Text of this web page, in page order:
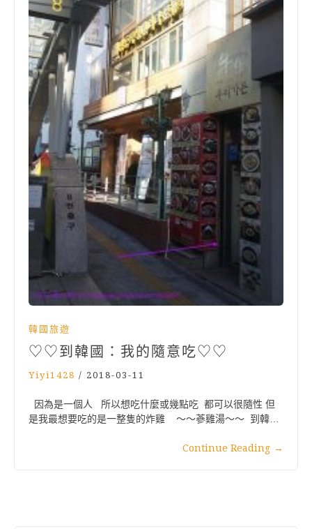
韓國旅遊
♡♡到韓國：我的隨意吃♡♡
Yiyi1428 / 2018-03-11
因為是一個人 所以想吃什麼或幾點吃 都可以很隨性 但
是我最想要吃的是一整隻的炸雞 ～～蔘雞湯～～ 到韓…
Continue Reading →